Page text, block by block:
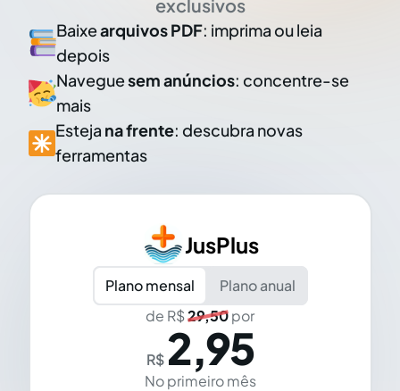
exclusivos
Baixearquivos PDF: imprima ou leia
depois
Naveguesem anúncios: concentre-se
mais
Esteja na frente: descubra novas
ferramentas
JusPlus
Plano mensal
Plano anual
de R$29,50por
R$ 2,95
No primeiro mês